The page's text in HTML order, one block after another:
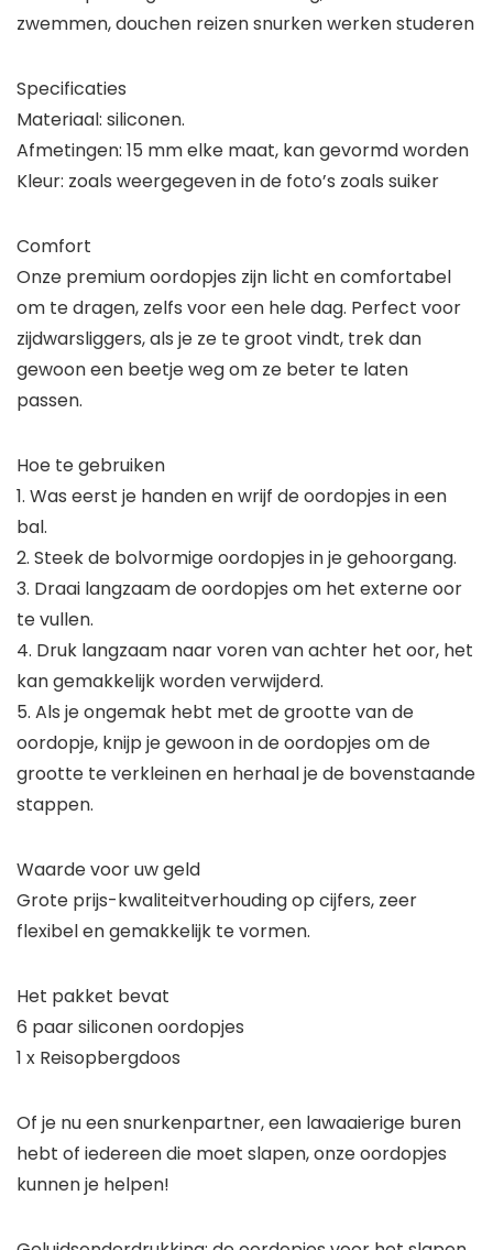
zwemmen, douchen reizen snurken werken studeren
Specificaties
Materiaal: siliconen.
Afmetingen: 15 mm elke maat, kan gevormd worden
Kleur: zoals weergegeven in de foto’s zoals suiker
Comfort
Onze premium oordopjes zijn licht en comfortabel
om te dragen, zelfs voor een hele dag. Perfect voor
zijdwarsliggers, als je ze te groot vindt, trek dan
gewoon een beetje weg om ze beter te laten
passen.
Hoe te gebruiken
1. Was eerst je handen en wrijf de oordopjes in een
bal.
2. Steek de bolvormige oordopjes in je gehoorgang.
3. Draai langzaam de oordopjes om het externe oor
te vullen.
4. Druk langzaam naar voren van achter het oor, het
kan gemakkelijk worden verwijderd.
5. Als je ongemak hebt met de grootte van de
oordopje, knijp je gewoon in de oordopjes om de
grootte te verkleinen en herhaal je de bovenstaande
stappen.
Waarde voor uw geld
Grote prijs-kwaliteitverhouding op cijfers, zeer
flexibel en gemakkelijk te vormen.
Het pakket bevat
6 paar siliconen oordopjes
1 x Reisopbergdoos
Of je nu een snurkenpartner, een lawaaierige buren
hebt of iedereen die moet slapen, onze oordopjes
kunnen je helpen!